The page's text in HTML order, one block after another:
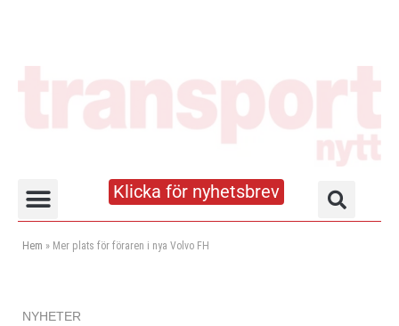
Klicka för nyhetsbrev
Hem » Mer plats för föraren i nya Volvo FH
NYHETER